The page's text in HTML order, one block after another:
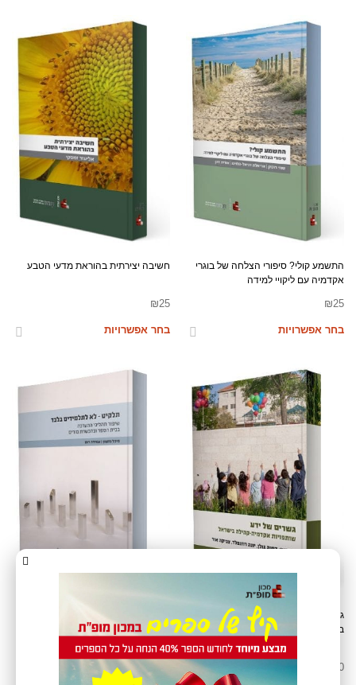
התשמע קולי? סיפורי הצלחה של בוגרי
אקדמיה עם ליקויי למידה
₪25
בחר אפשרויות
חשיבה יצירתית בהוראת מדעי הטבע
₪25
בחר אפשרויות
גשרים של ידע: שותפויות אקדמיה-קהילה
בישראל
30
תלקיט לא לתלמידים בלבד: שיפור
תהליכי ההערכה בבית הספר ובהכשרת
מורים
₪20